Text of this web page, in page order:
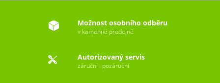
Možnost osobního odběru
v kamenné prodejně
Autorizovaný servis
záruční i pozáruční